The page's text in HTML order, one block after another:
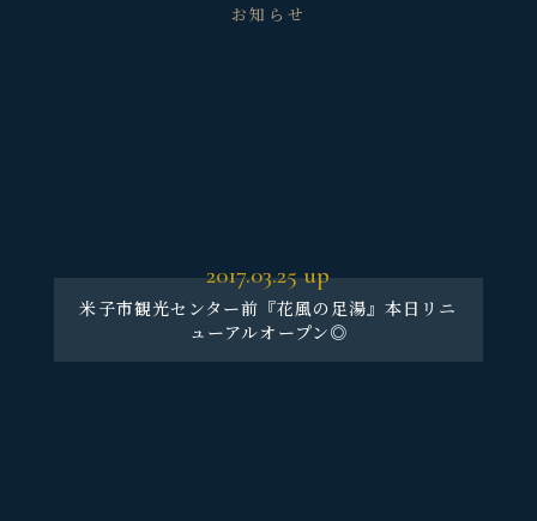
お知らせ
2017.03.25up
米子市観光センター前『花風の足湯』本日リニ
ューアルオープン◎